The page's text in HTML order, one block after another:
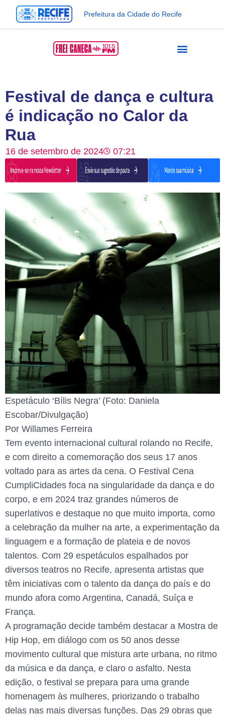
Prefeitura da Cidade do Recife
Festival de dança e cultura
é indicação no Calor da
Rua
16 de setembro de 2024 07:21
Espetáculo ‘Bílis Negra’ (Foto: Daniela
Escobar/Divulgação)
Por Willames Ferreira
Tem evento internacional cultural rolando no Recife,
e com direito a comemoração dos seus 17 anos
voltado para as artes da cena. O Festival Cena
CumpliCidades foca na singularidade da dança e do
corpo, e em 2024 traz grandes números de
superlativos e destaque no que muito importa, como
a celebração da mulher na arte, a experimentação da
linguagem e a formação de plateia e de novos
talentos. Com 29 espetáculos espalhados por
diversos teatros no Recife, apresenta artistas que
têm iniciativas com o talento da dança do país e do
mundo afora como Argentina, Canadá, Suíça e
França.
A programação decide também destacar a Mostra de
Hip Hop, em diálogo com os 50 anos desse
movimento cultural que mistura arte urbana, no ritmo
da música e da dança, e claro o asfalto. Nesta
edição, o festival se prepara para uma grande
homenagem às mulheres, priorizando o trabalho
delas nas mais diversas funções. Das 29 obras que